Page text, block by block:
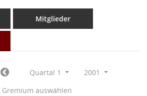
Mitglieder
Quartal 1
2001
Gremium auswählen